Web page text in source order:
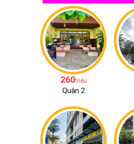
260triệu
Quận 2